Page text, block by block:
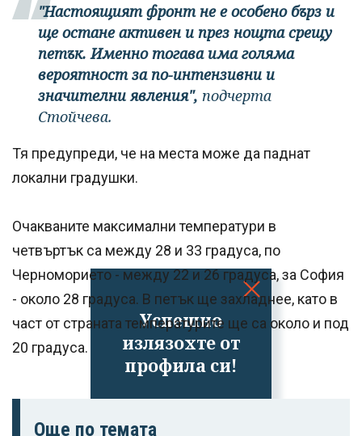
Успешно
излязохте от
профила си!
"Настоящият фронт не е особено бърз и
ще остане активен и през нощта срещу
петък. Именно тогава има голяма
вероятност за по-интензивни и
значителни явления", подчерта
Стойчева.
Тя предупреди, че на места може да паднат
локални градушки.
Очакваните максимални температури в
четвъртък са между 28 и 33 градуса, по
Черноморието - между 22 и 26 градуса, за София
- около 28 градуса. В петък ще захладнее, като в
част от страната температурите ще са около и под
20 градуса.
Още по темата